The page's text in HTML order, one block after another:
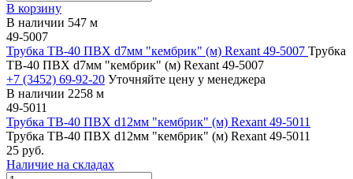
В корзину
В наличии 547 м
49-5007
Трубка ТВ-40 ПВХ d7мм "кембрик" (м) Rexant 49-5007 Трубка
ТВ-40 ПВХ d7мм "кембрик" (м) Rexant 49-5007
+7 (3452) 69-92-20 Уточняйте цену у менеджера
В наличии 2258 м
49-5011
Трубка ТВ-40 ПВХ d12мм "кембрик" (м) Rexant 49-5011
Трубка ТВ-40 ПВХ d12мм "кембрик" (м) Rexant 49-5011
25 руб.
Наличие на складах